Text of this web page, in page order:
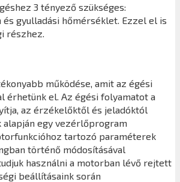
3 tényező szükséges:
és gyulladási hőmérséklet. Ezzel el is
részhez.
működése, amit az égési
érhetünk el. Az égési folyamatot a
az érzékelőktől és jeladóktól
egy vezérlőprogram
tartozó paraméterek
történő módosításával
használni a motorban lévő rejtett
beállításaink során